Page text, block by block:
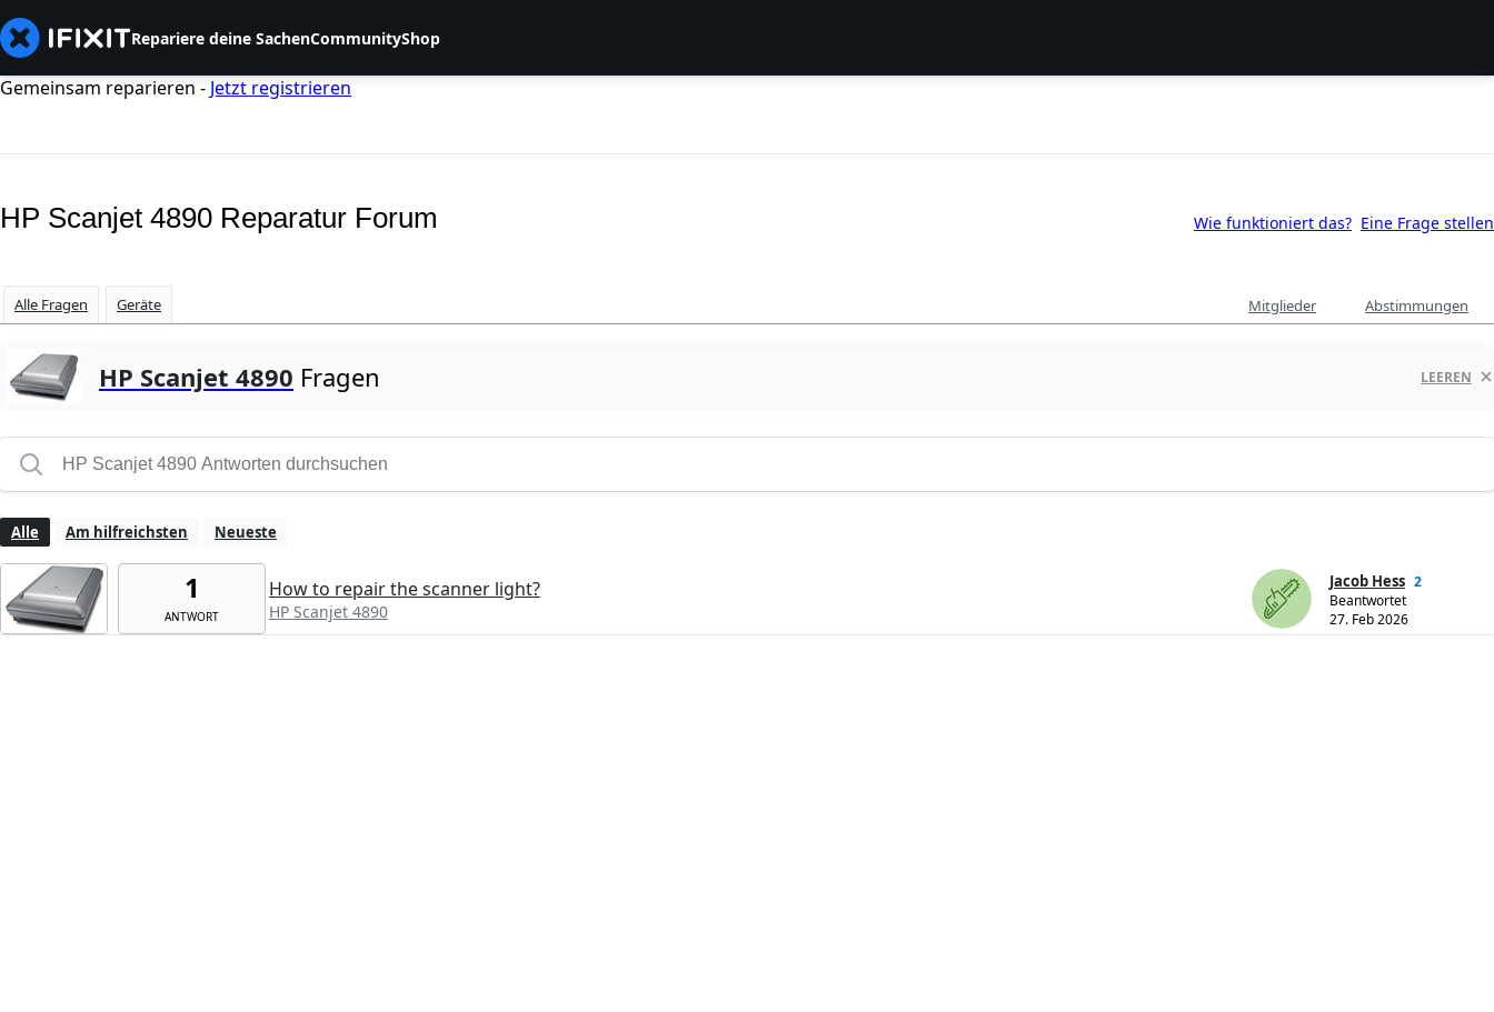
Repariere deine SachenCommunityShop
Gemeinsam reparieren - Jetzt registrieren
HP Scanjet 4890 Reparatur Forum Wie funktioniert das? Eine Frage stellen
Alle Fragen Geräte Mitglieder Abstimmungen
HP Scanjet 4890 Fragen LEEREN
Alle Am hilfreichsten Neueste
1
ANTWORT
How to repair the scanner light?
HP Scanjet 4890
Jacob Hess 2
Beantwortet
27. Feb 2026